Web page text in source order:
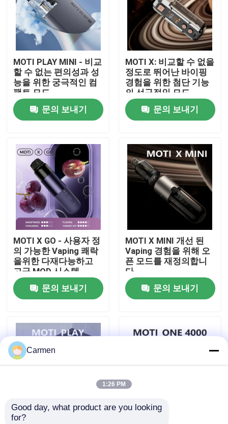
제품 소개
동영상
회사 소개
공장 투어
품질 관리
연락처
견적 요청
ELFBAR 휘발유
MOTI PLAY MINI - 비교
할 수 없는 편의성과 성
능을 위한 궁극적인 컴
팩트 모드
문의 보내기
MOTI X: 비교할 수 없을
정도로 뛰어난 바이핑
경험을 위한 첨단 기능
의 선구적인 모드
문의 보내기
MOTI X GO - 사용자 정
의 가능한 Vaping 쾌락
을위한 다재다능하고
고급 MOD 시스템
문의 보내기
MOTI X MINI 개선 된
Vaping 경험을 위해 오
픈 모드를 재정의합니
다
문의 보내기
MOTI PLAY 전자 담배
Carmen
1:26 PM
Good day, what product are you looking
for?